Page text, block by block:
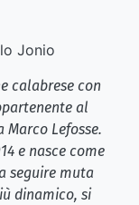
Jonio
calabrese con
al
Lefosse.
e nasce come
seguire muta
dinamico, si